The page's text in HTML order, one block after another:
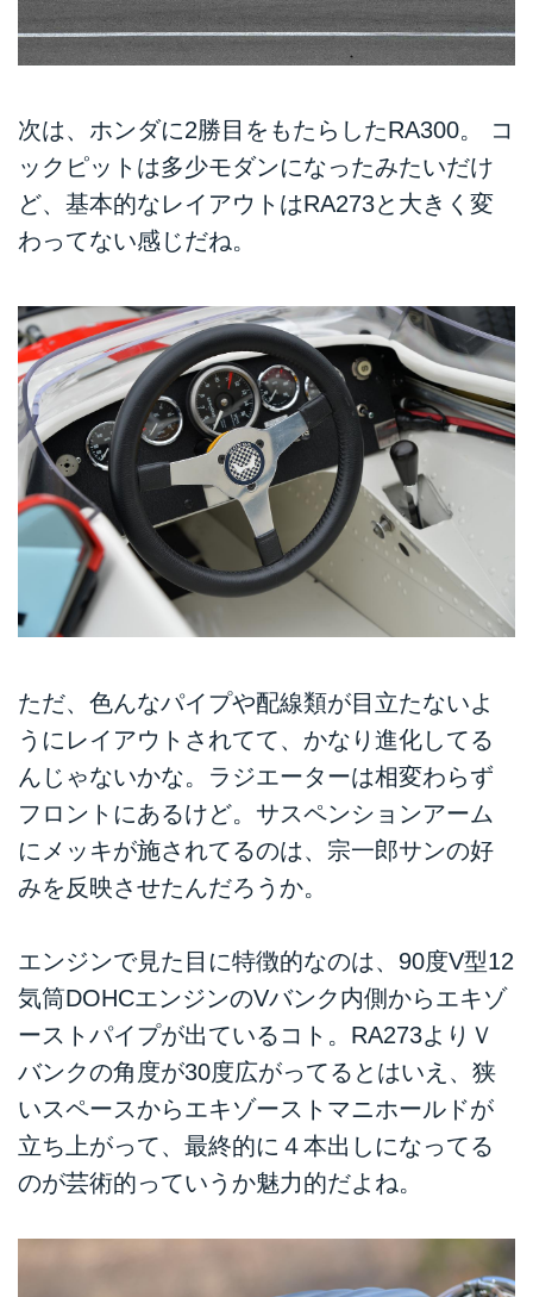
次は、ホンダに2勝目をもたらしたRA300。 コ
ックピットは多少モダンになったみたいだけ
ど、基本的なレイアウトはRA273と大きく変
わってない感じだね。
ただ、色んなパイプや配線類が目立たないよ
うにレイアウトされてて、かなり進化してる
んじゃないかな。ラジエーターは相変わらず
フロントにあるけど。サスペンションアーム
にメッキが施されてるのは、宗一郎サンの好
みを反映させたんだろうか。
エンジンで見た目に特徴的なのは、90度V型12
気筒DOHCエンジンのVバンク内側からエキゾ
ーストパイプが出ているコト。RA273よりＶ
バンクの角度が30度広がってるとはいえ、狭
いスペースからエキゾーストマニホールドが
立ち上がって、最終的に４本出しになってる
のが芸術的っていうか魅力的だよね。